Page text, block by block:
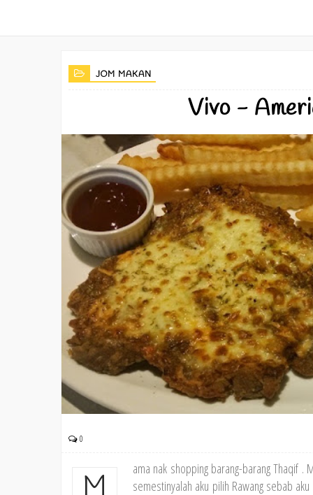
JOM MAKAN
Vivo -
0
ama nak shopping barang-barang Thaqif .
semestinyalah aku pilih Rawang sebab